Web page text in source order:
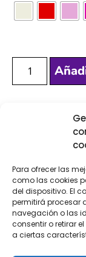
Para ofrecer las
como las cookies
del dispositivo. El
permitirá procesar
navegación o las
consentir o retirar
a ciertas
[Las unidades
COMPRA
SEGURA